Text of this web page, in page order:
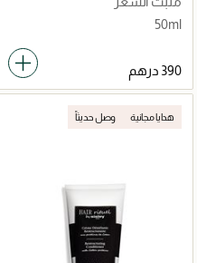
50ml
هدايا مجانية وصل حديثاً